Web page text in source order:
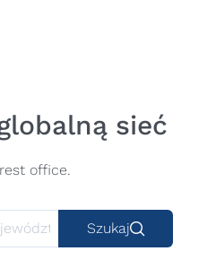
sieć
office.
Szukaj